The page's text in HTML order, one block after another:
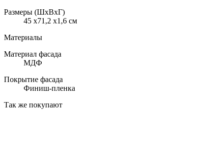
Размеры (ШхВхГ)
45 x71,2 x1,6 см
Материалы
Материал фасада
МДФ
Покрытие фасада
Финиш-пленка
Так же покупают